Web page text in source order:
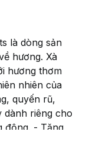
là dòng sản
hương. Xà
hương thơm
nhiên của
quyến rũ,
dành riêng cho
động. - Tăng
da trắng